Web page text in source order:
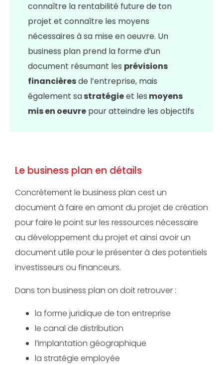
connaître la rentabilité future de ton
projet et connaître les moyens
nécessaires à sa mise en oeuvre. Un
business plan prend la forme d’un
document résumant les prévisions
financièresde l’entreprise, mais
également sastratégieet les moyens
mis en oeuvre pour atteindre les objectifs
Le business plan en détails
Concrètement le business plan cest un
document à faire en amont du projet de création
pour faire le point sur les ressources nécessaire
au développement du projet et ainsi avoir un
document utile pour le présenter à des potentiels
investisseurs ou financeurs.
Dans ton business plan on doit retrouver :
la forme juridique de ton entreprise
le canal de distribution
l’implantation géographique
la stratégie employée